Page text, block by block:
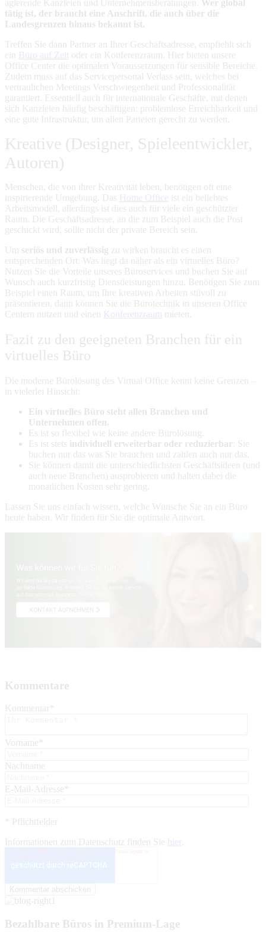
agierende Kanzleien und Unternehmensberatungen.
Wer global
tätig ist, der braucht eine Anschrift, die auch über die
Landesgrenzen hinaus bekannt ist.
Treffen Sie dann Partner an Ihrer Geschäftsadresse, empfiehlt sich
ein
Büro auf Zeit oder ein Konferenzraum. Hier bieten unsere
Office Center die optimalen Voraussetzungen für sensible Bereiche.
Zudem muss auf das Servicepersonal Verlass sein, welches bei
vertraulichen Meetings Verschwiegenheit und Professionalität
garantiert.
Essentiell auch für internationale Geschäfte, mit denen
sich Kanzleien häufig beschäftigen: problemlose Erreichbarkeit und
eine gute Infrastruktur, um allen Parteien gerecht zu werden.
Kreative (Designer, Spieleentwickler,
Autoren)
Menschen, die von ihrer Kreativität leben, benötigen oft eine
inspirierende Umgebung. Das Home Office ist ein beliebtes
Arbeitsmodell, allerdings ist dies auch für viele ein geschützter
Raum. Die Geschäftsadresse, an die zum Beispiel auch die Post
geschickt wird, sollte nicht der private Bereich sein.
Um seriös und zuverlässig zu wirken braucht es einen
entsprechenden Ort: Was liegt da näher als ein virtuelles Büro?
Nutzen Sie die Vorteile unseres Büroservices und buchen Sie auf
Wunsch auch kurzfristig Dienstleistungen hinzu. Benötigen Sie zum
Beispiel einen Raum, um Ihre kreativen Arbeiten stilvoll zu
präsentieren, dann können Sie die Bürotechnik in unseren Office
Centern nutzen und einen
Konferenzraum mieten.
Fazit zu den geeigneten Branchen für ein
virtuelles Büro
Die moderne Bürolösung des Virtual Office kennt keine Grenzen –
in vielerlei Hinsicht:
Ein virtuelles Büro steht allen Branchen und
Unternehmen offen.
Es ist so flexibel wie keine andere Bürolösung.
Es ist stets individuell erweiterbar oder reduzierbar
: Sie
buchen nur das was Sie brauchen und zahlen auch nur das.
Sie können damit die unterschiedlichsten Geschäftsideen (und
auch neue Branchen) ausprobieren und halten dabei die
monatlichen Kosten sehr gering.
Lassen Sie uns einfach wissen, welche Wünsche Sie an ein Büro
heute haben. Wir finden für Sie die optimale Antwort.
Kommentare
Kommentar
Vorname
Nachname
E-Mail-Adresse
* Pflichtfelder
Informationen zum Datenschutz finden Sie
hier
Bezahlbare Büros in Premium-Lage